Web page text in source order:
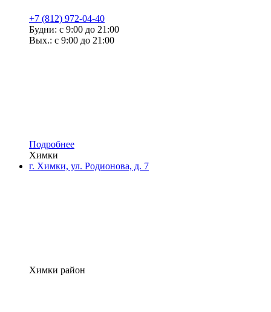
+7 (812) 972-04-40
Будни: с 9:00 до 21:00
Вых.: с 9:00 до 21:00
Подробнее
Химки
г. Химки, ул. Родионова, д. 7
Химки район